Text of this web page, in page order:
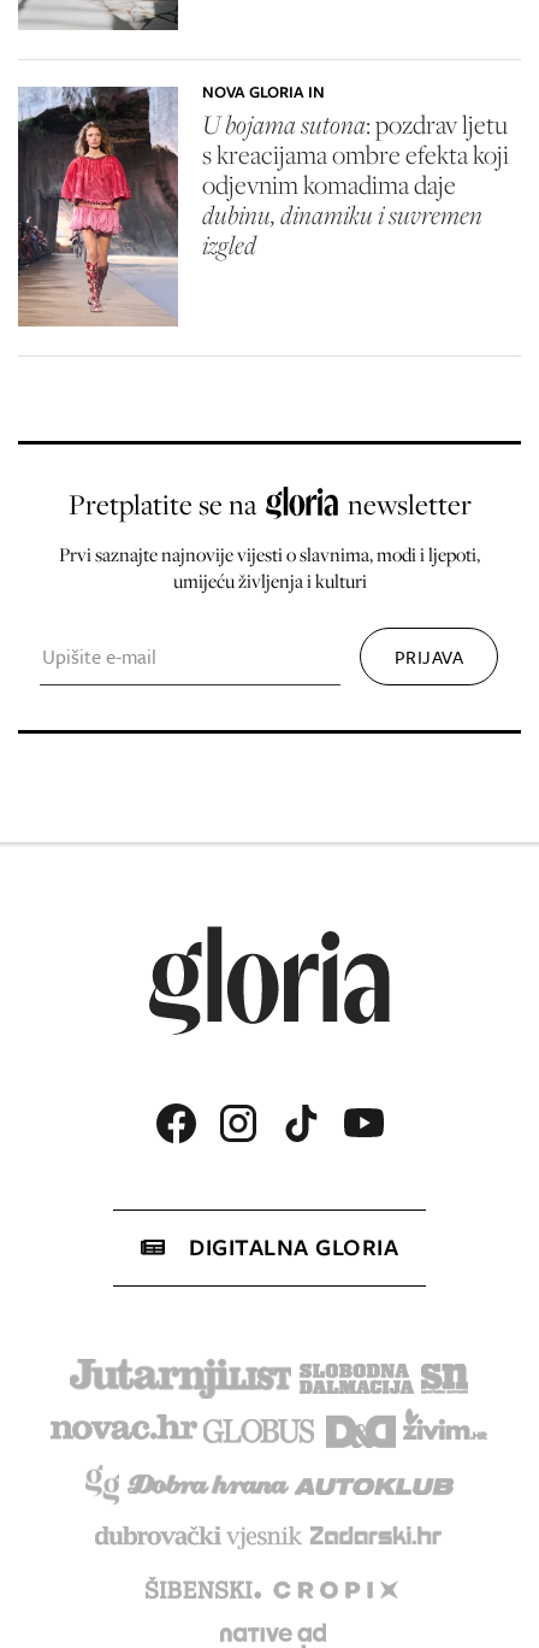
NOVA GLORIA IN
U bojama sutona: pozdrav ljetu
s kreacijama ombre efekta koji
odjevnim komadima daje
dubinu, dinamiku i suvremen
izgled
Pretplatite se na newsletter
Prvi saznajte najnovije vijesti o slavnima, modi i ljepoti,
umijeću življenja i kulturi
DIGITALNA GLORIA